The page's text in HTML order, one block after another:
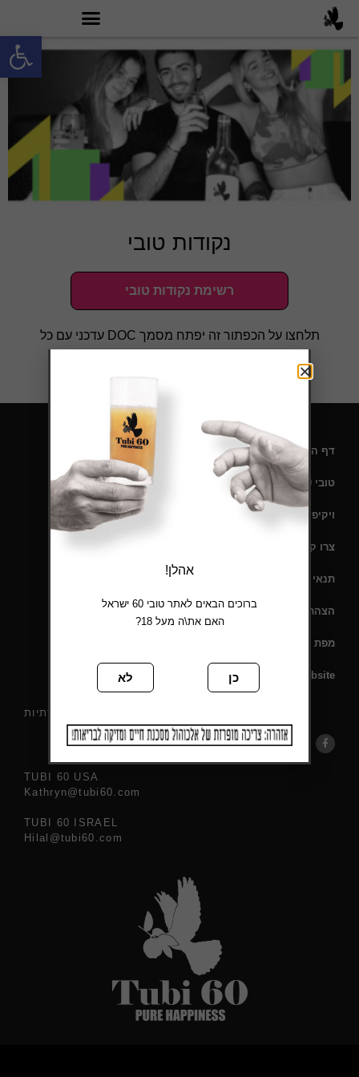
פתח
נקודות טובי
רשימת נקודות טובי
תלחצו על הכפתור זה יפתח מסמך DOC עדכני עם כל
רשתות חברתיות
TUBI 60 USA
Kathryn@tubi60.com
TUBI 60 ISRAEL
Hilal@tubi60.com
דף הבית
טובי 60 – תעודת כשרות
ויקיפדיה
צרו קשר
תנאי שימוש
הצהרת נגישות
מפת אתר
English website
אהלן!
ברוכים הבאים לאתר טובי 60 ישראל
האם את\ה מעל 18?
כן לא